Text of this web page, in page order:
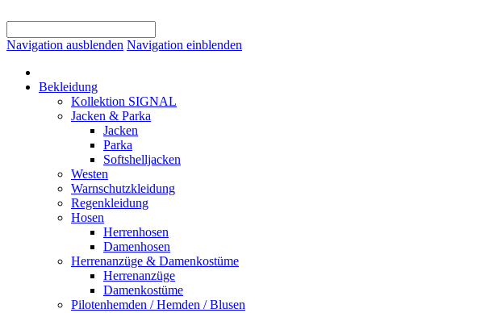
Navigation ausblenden Navigation einblenden
Bekleidung
Kollektion SIGNAL
Jacken & Parka
Jacken
Parka
Softshelljacken
Westen
Warnschutzkleidung
Regenkleidung
Hosen
Herrenhosen
Damenhosen
Herrenanzüge & Damenkostüme
Herrenanzüge
Damenkostüme
Pilotenhemden / Hemden / Blusen